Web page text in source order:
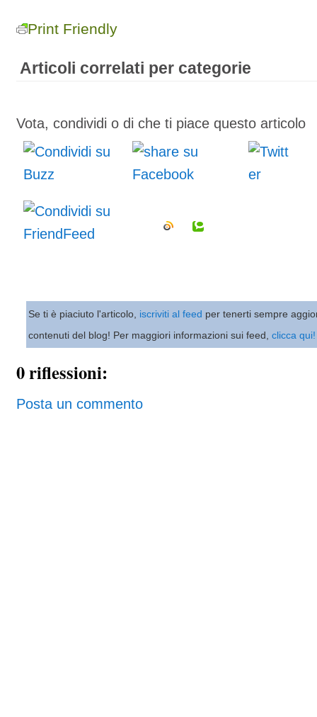
Print Friendly
Articoli correlati per categorie
Vota, condividi o di che ti piace questo articolo
Se ti è piaciuto l'articolo, iscriviti al feed per tenerti sempre
contenuti del blog! Per maggiori informazioni sui feed, clicca qui!
0 riflessioni:
Posta un commento